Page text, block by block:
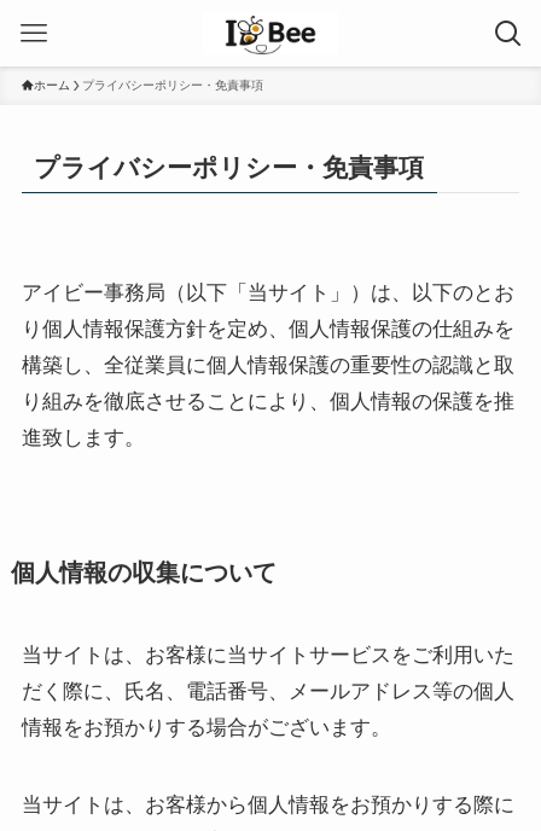
ホーム プライバシーポリシー・免責事項
プライバシーポリシー・免責事項
アイビー事務局（以下「当サイト」）は、以下のとお
り個人情報保護方針を定め、個人情報保護の仕組みを
構築し、全従業員に個人情報保護の重要性の認識と取
り組みを徹底させることにより、個人情報の保護を推
進致します。
個人情報の収集について
当サイトは、お客様に当サイトサービスをご利用いた
だく際に、氏名、電話番号、メールアドレス等の個人
情報をお預かりする場合がございます。
当サイトは、お客様から個人情報をお預かりする際に